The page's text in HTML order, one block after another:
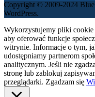
Copyright © 2009-2024
WordPress.
Wykorzystujemy pliki cookie
aby oferować funkcje
witrynie. Informacje o tym,
udostępniamy partnerom
analitycznym. Jeśli nie
stronę lub zablokuj
przeglądarki. Zgadzam się